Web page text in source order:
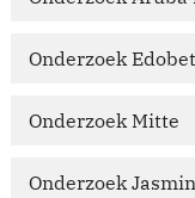
Onderzoek Edobet
Onderzoek Mitte
Onderzoek